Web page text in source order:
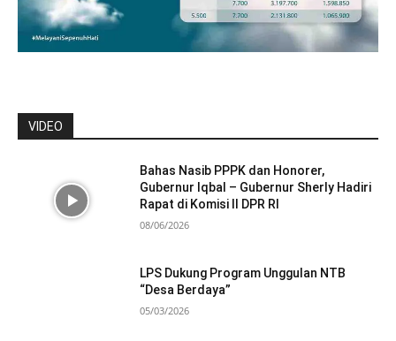
VIDEO
Bahas Nasib PPPK dan Honorer,
Gubernur Iqbal – Gubernur Sherly Hadiri
Rapat di Komisi II DPR RI
08/06/2026
LPS Dukung Program Unggulan NTB
“Desa Berdaya”
05/03/2026